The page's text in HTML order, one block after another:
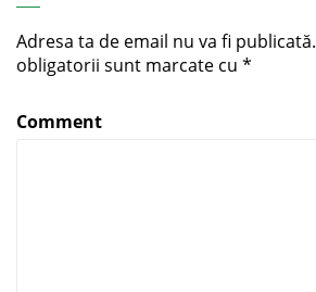
Adresa ta de email nu va fi publicată.
obligatorii sunt marcate cu *
Comment